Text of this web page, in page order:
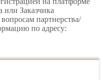
Заказчика
партнерства/
по адресу: